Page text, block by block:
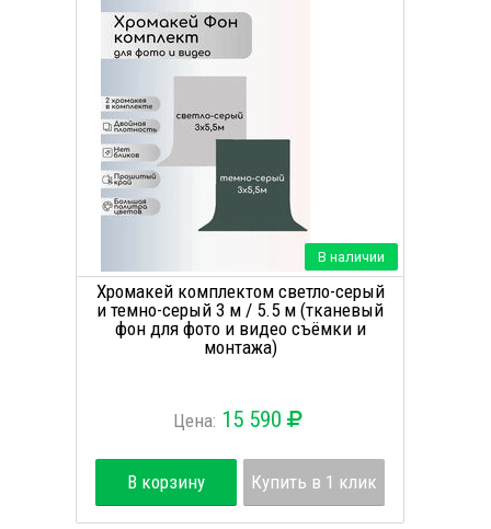
В наличии
Хромакей комплектом светло-серый
и темно-серый 3 м / 5.5 м (тканевый
фон для фото и видео съёмки и
монтажа)
Цена: 15 590
В корзину Купить в 1 клик